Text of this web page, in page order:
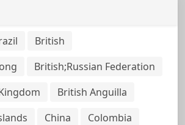
British
British;Russian Federation
British Anguilla
China
Colombia